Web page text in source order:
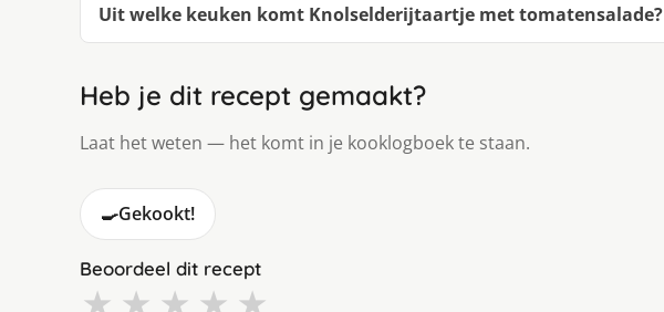
Uit welke keuken komt Knolselderijtaartje met tomatensalade?
Heb je dit recept gemaakt?
Laat het weten — het komt in je kooklogboek te staan.
🍳Gekookt!
Beoordeel dit recept
★ ★ ★ ★ ★